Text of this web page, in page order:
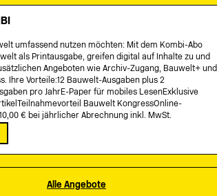
umfassend nutzen möchten: Mit dem Kombi-Abo
als Printausgabe, greifen digital auf Inhalte zu und
Angeboten wie Archiv-Zugang, Bauwelt+ und
Ihre Vorteile:12 Bauwelt-Ausgaben plus 2
pro JahrE-Paper für mobiles LesenExklusive
Bauwelt KongressOnline-
€ bei jährlicher Abrechnung inkl. MwSt.
Alle Angebote